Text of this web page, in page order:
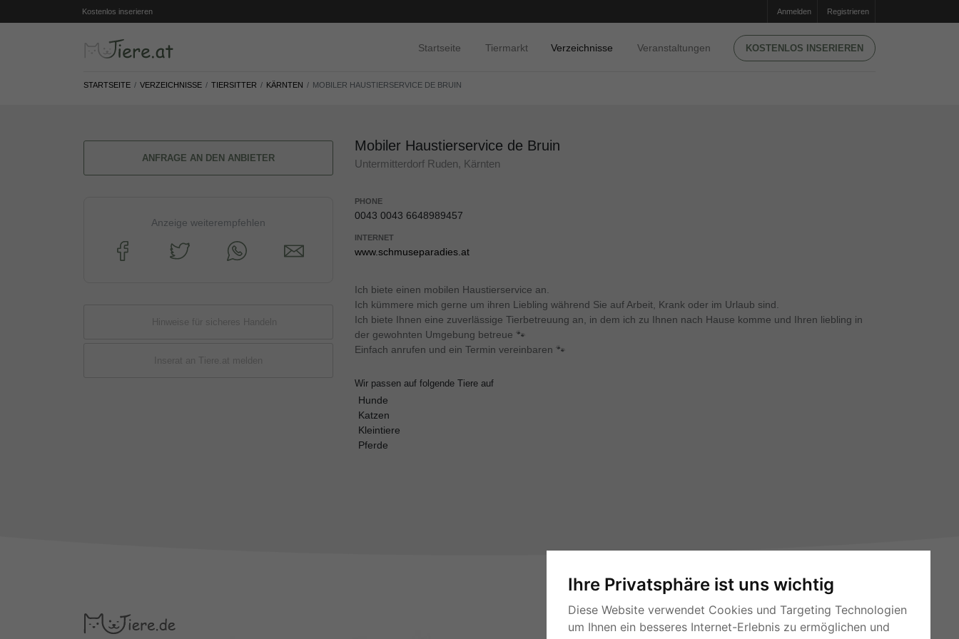
Ihre Privatsphäre ist uns wichtig
Diese Website verwendet Cookies und Targeting Technologien
um Ihnen ein besseres Internet-Erlebnis zu ermöglichen und
Kostenlos inserieren Anmelden Registrieren
Startseite Tiermarkt Verzeichnisse Veranstaltungen KOSTENLOS INSERIEREN
STARTSEITE VERZEICHNISSE TIERSITTER KÄRNTEN MOBILER HAUSTIERSERVICE DE BRUIN
ANFRAGE AN DEN ANBIETER
Anzeige weiterempfehlen
Hinweise für sicheres Handeln
Inserat an Tiere.at melden
Mobiler Haustierservice de Bruin
Untermitterdorf Ruden, Kärnten
PHONE
0043 0043 6648989457
INTERNET
www.schmuseparadies.at
Ich biete einen mobilen Haustierservice an.
Ich kümmere mich gerne um ihren Liebling während Sie auf Arbeit, Krank oder im Urlaub sind.
Ich biete Ihnen eine zuverlässige Tierbetreuung an, in dem ich zu Ihnen nach Hause komme und Ihren liebling in
der gewohnten Umgebung betreue 🐾
Einfach anrufen und ein Termin vereinbaren 🐾
Wir passen auf folgende Tiere auf
Hunde
Katzen
Kleintiere
Pferde